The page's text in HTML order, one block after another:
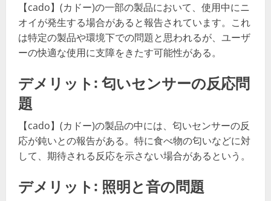
【cado】(カドー)の一部の製品において、使用中にニ
オイが発生する場合があると報告されています。これ
は特定の製品や環境下での問題と思われるが、ユーザ
ーの快適な使用に支障をきたす可能性がある。
デメリット: 匂いセンサーの反応問
題
【cado】(カドー)の製品の中には、匂いセンサーの反
応が鈍いとの報告がある。特に食べ物の匂いなどに対
して、期待される反応を示さない場合があるという。
デメリット: 照明と音の問題